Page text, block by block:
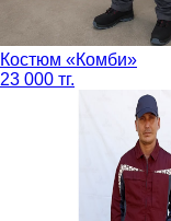
Костюм «Комби»
23 000 тг.